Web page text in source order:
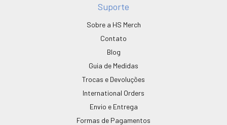
Suporte
Sobre a HS Merch
Contato
Blog
Guia de Medidas
Trocas e Devoluções
International Orders
Envio e Entrega
Formas de Pagamentos